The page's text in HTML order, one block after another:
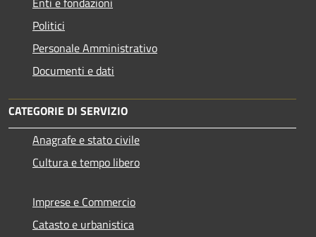
Politici
Personale Amministrativo
Documenti e dati
CATEGORIE DI SERVIZIO
Anagrafe e stato civile
Cultura e tempo libero
Imprese e Commercio
Catasto e urbanistica